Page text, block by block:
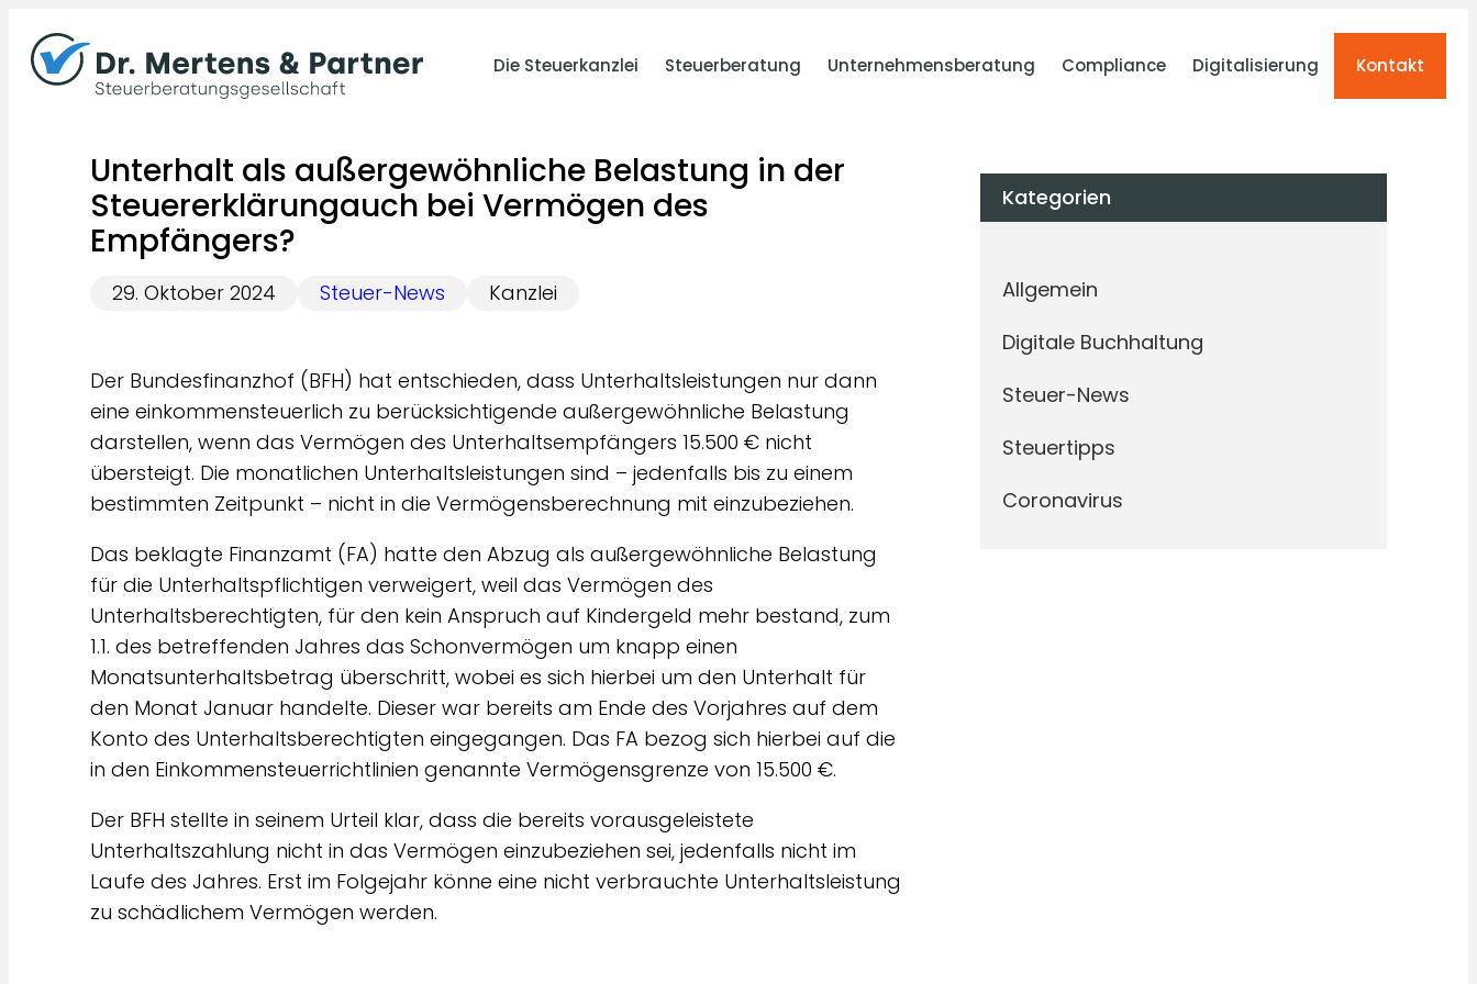
Inhalt
springen
Die Steuerkanzlei Steuerberatung Unternehmensberatung Compliance Digitalisierung Kontakt
Unterhalt als außergewöhnliche Belastung in der
Steuererklärungauch bei Vermögen des
Empfängers?
29. Oktober 2024 Steuer-News Kanzlei
Der Bundesfinanzhof (BFH) hat entschieden, dass Unterhaltsleistungen nur dann
eine einkommensteuerlich zu berücksichtigende außergewöhnliche Belastung
darstellen, wenn das Vermögen des Unterhaltsempfängers 15.500 € nicht
übersteigt. Die monatlichen Unterhaltsleistungen sind – jedenfalls bis zu einem
bestimmten Zeitpunkt – nicht in die Vermögensberechnung mit einzubeziehen.
Das beklagte Finanzamt (FA) hatte den Abzug als außergewöhnliche Belastung
für die Unterhaltspflichtigen verweigert, weil das Vermögen des
Unterhaltsberechtigten, für den kein Anspruch auf Kindergeld mehr bestand, zum
1.1. des betreffenden Jahres das Schonvermögen um knapp einen
Monatsunterhaltsbetrag überschritt, wobei es sich hierbei um den Unterhalt für
den Monat Januar handelte. Dieser war bereits am Ende des Vorjahres auf dem
Konto des Unterhaltsberechtigten eingegangen. Das FA bezog sich hierbei auf die
in den Einkommensteuerrichtlinien genannte Vermögensgrenze von 15.500 €.
Der BFH stellte in seinem Urteil klar, dass die bereits vorausgeleistete
Unterhaltszahlung nicht in das Vermögen einzubeziehen sei, jedenfalls nicht im
Laufe des Jahres. Erst im Folgejahr könne eine nicht verbrauchte Unterhaltsleistung
zu schädlichem Vermögen werden.
Kategorien
Allgemein
Digitale Buchhaltung
Steuer-News
Steuertipps
Coronavirus